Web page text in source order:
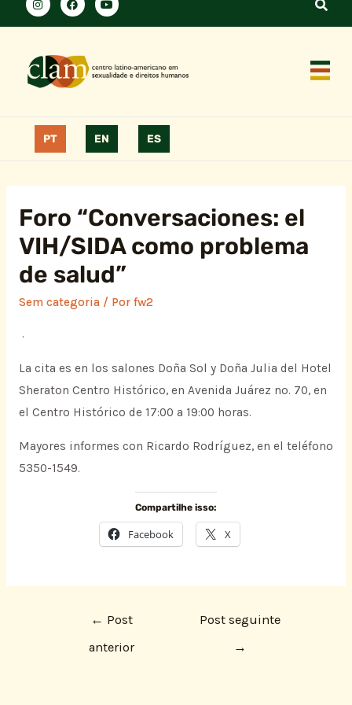
PT EN ES
Foro “Conversaciones: el
VIH/SIDA como problema
de salud”
Sem categoria/ Por fw2
.
La cita es en los salones Doña Sol y Doña Julia del Hotel
Sheraton Centro Histórico, en Avenida Juárez no. 70, en
el Centro Histórico de 17:00 a 19:00 horas.
Mayores informes con Ricardo Rodríguez, en el teléfono
5350-1549.
Compartilhe isso:
Facebook X
← Post
anterior
Post seguinte
→